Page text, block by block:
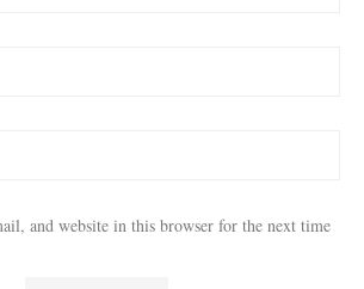
and website in this browser for the next time